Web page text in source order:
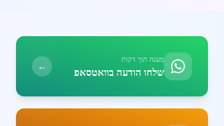
מענה תוך דקות
שלחו הודעה בוואטסאפ ←